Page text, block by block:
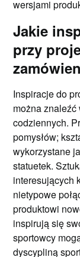
wersjami
Jakie
przy
Inspiracje do
można
codziennych.
pomysłów;
wykorzystane
statuetek.
interesujących
nietypowe
produktowi
inspirują się
sportowcy
dyscypliną